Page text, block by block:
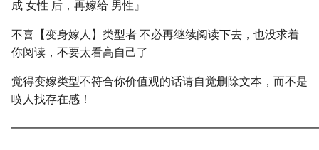
成 女性 后，再嫁给 男性』
不喜【变身嫁人】类型者 不必再继续阅读下去，也没求着
你阅读，不要太看高自己了
觉得变嫁类型不符合你价值观的话请自觉删除文本，而不是
喷人找存在感！